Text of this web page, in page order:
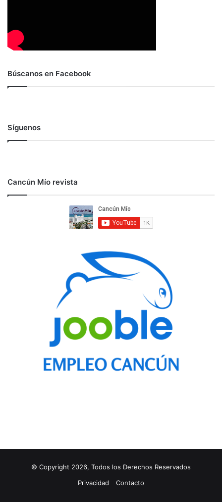
Búscanos en Facebook
Síguenos
Cancún Mío revista
© Copyright 2026, Todos los Derechos Reservados
Privacidad
Contacto